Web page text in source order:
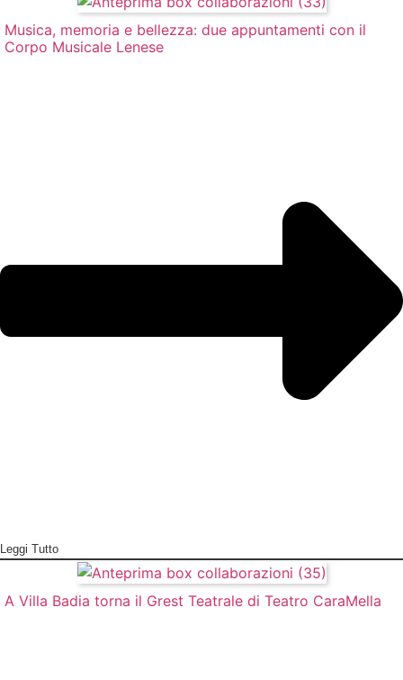
Musica, memoria e bellezza: due appuntamenti con il
Corpo Musicale Lenese
Leggi Tutto
A Villa Badia torna il Grest Teatrale di Teatro CaraMella